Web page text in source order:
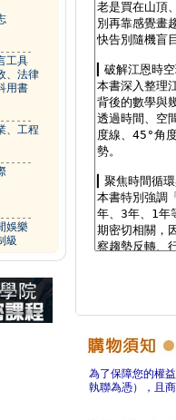
工具
、法律
用書
、工程
娛樂
級
為了保障您的權
執聯為憑），且